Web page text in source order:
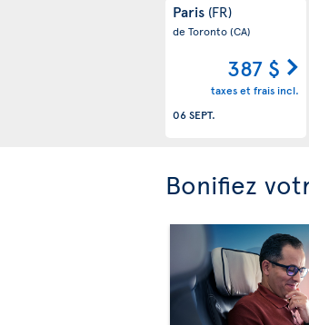
Paris (FR)
de Toronto(CA)
387 $
taxes et frais incl.
06 SEPT.
Bonifiez